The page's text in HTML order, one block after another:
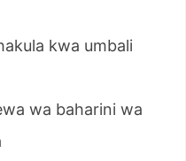
kwa umbali
wa baharini wa